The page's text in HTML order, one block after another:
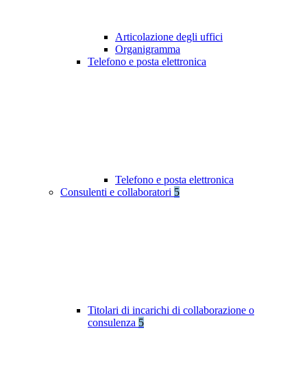
Articolazione degli uffici
Organigramma
Telefono e posta elettronica
Telefono e posta elettronica
Consulenti e collaboratori 5
Titolari di incarichi di collaborazione o
consulenza 5